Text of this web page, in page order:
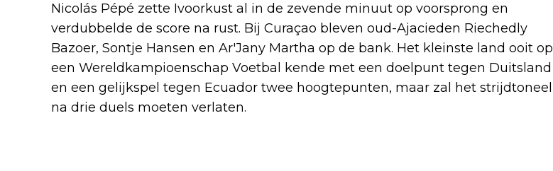
Nicolás Pépé zette Ivoorkust al in de zevende minuut op voorsprong en
verdubbelde de score na rust. Bij Curaçao bleven oud-Ajacieden Riechedly
Bazoer, Sontje Hansen en Ar'Jany Martha op de bank. Het kleinste land ooit op
een Wereldkampioenschap Voetbal kende met een doelpunt tegen Duitsland
en een gelijkspel tegen Ecuador twee hoogtepunten, maar zal het strijdtoneel
na drie duels moeten verlaten.